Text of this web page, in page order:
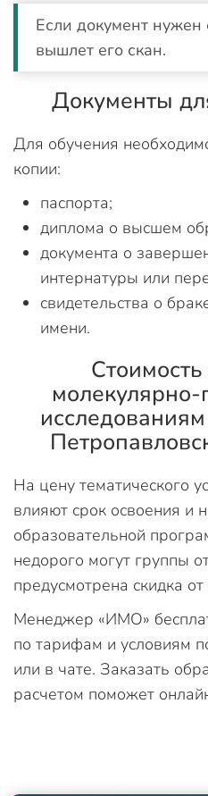
Если документ
вышлет его скан.
Документы
Для обучения
копии:
паспорта;
диплома о высшем
документа о
интернатуры или
свидетельства о
имени.
молекулярно-
На цену тематического
влияют срок освоения и
образовательной
недорого могут группы
предусмотрена скидка
Менеджер «ИМО»
по тарифам и условиям
или в чате. Заказать
расчетом поможет